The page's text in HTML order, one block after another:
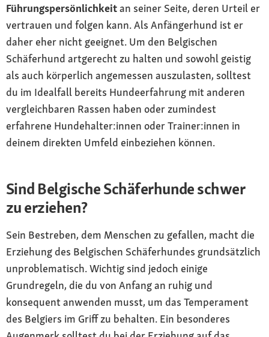
Führungspersönlichkeitan seiner Seite, deren Urteil er
vertrauen und folgen kann. Als Anfängerhund ist er
daher eher nicht geeignet. Um den Belgischen
Schäferhund artgerecht zu halten und sowohl geistig
als auch körperlich angemessen auszulasten, solltest
du im Idealfall bereits Hundeerfahrung mit anderen
vergleichbaren Rassen haben oder zumindest
erfahrene Hundehalter:innen oder Trainer:innen in
deinem direkten Umfeld einbeziehen können.
Sind Belgische Schäferhunde schwer
zu erziehen?
Sein Bestreben, dem Menschen zu gefallen, macht die
Erziehung des Belgischen Schäferhundes grundsätzlich
unproblematisch. Wichtig sind jedoch einige
Grundregeln, die du von Anfang an ruhig und
konsequent anwenden musst, um das Temperament
des Belgiers im Griff zu behalten. Ein besonderes